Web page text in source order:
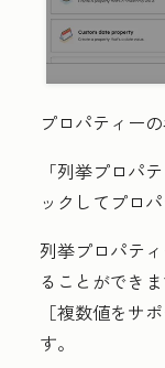
プロパティーの
「列挙プロパテ
ックしてプロ
列挙プロパテ
ることができ
［複数値をサポ
す。